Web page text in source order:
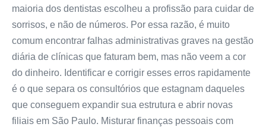
maioria dos dentistas escolheu a profissão para cuidar de
sorrisos, e não de números. Por essa razão, é muito
comum encontrar falhas administrativas graves na gestão
diária de clínicas que faturam bem, mas não veem a cor
do dinheiro. Identificar e corrigir esses erros rapidamente
é o que separa os consultórios que estagnam daqueles
que conseguem expandir sua estrutura e abrir novas
filiais em São Paulo. Misturar finanças pessoais com